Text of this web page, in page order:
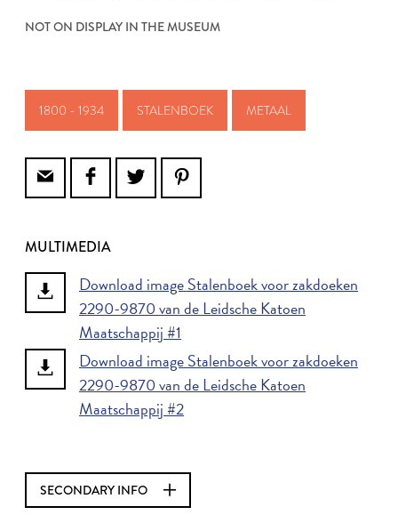
NOT ON DISPLAY IN THE MUSEUM
1800 - 1934 STALENBOEK METAAL
MULTIMEDIA
Download image Stalenboek voor zakdoeken
2290-9870 van de Leidsche Katoen
Maatschappij #1
Download image Stalenboek voor zakdoeken
2290-9870 van de Leidsche Katoen
Maatschappij #2
SECONDARY INFO